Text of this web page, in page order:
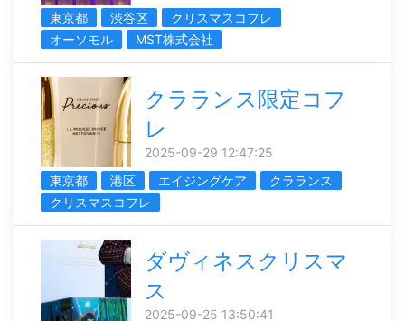
東京都
渋谷区
クリスマスコフレ
オーソモル
MST株式会社
クラランス限定コフ
レ
2025-09-29 12:47:25
東京都
港区 エイジングケア
クラランス
クリスマスコフレ
ダヴィネスクリスマ
ス
2025-09-25 13:50:41